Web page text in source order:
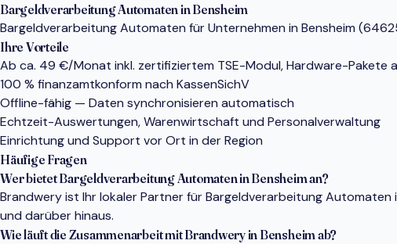
Bargeldverarbeitung Automaten in Bensheim
Bargeldverarbeitung Automaten für Unternehmen in Bensheim
Ihre Vorteile
Ab ca. 49 €/Monat inkl. zertifiziertem TSE-Modul, Hardware-Pakete
100 % finanzamtkonform nach KassenSichV
Offline-fähig — Daten synchronisieren automatisch
Echtzeit-Auswertungen, Warenwirtschaft und Personalverwaltung
Einrichtung und Support vor Ort in der Region
Häufige Fragen
Wer bietet Bargeldverarbeitung Automaten in Bensheim an?
Brandwery ist Ihr lokaler Partner für Bargeldverarbeitung
und darüber hinaus.
Wie läuft die Zusammenarbeit mit Brandwery in Bensheim ab?